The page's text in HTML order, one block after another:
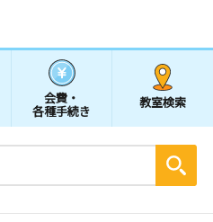
会費・
各種手続き
教室検索